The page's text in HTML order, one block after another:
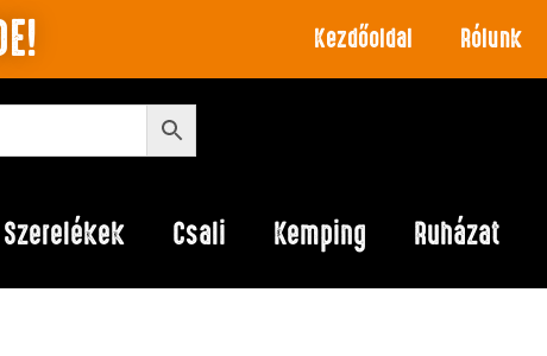
Kezdőoldal Rólunk
Szerelékek Csali Kemping Ruházat